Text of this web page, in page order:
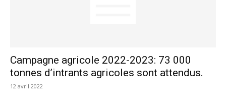
Campagne agricole 2022-2023: 73 000
tonnes d’intrants agricoles sont attendus.
12 avril 2022